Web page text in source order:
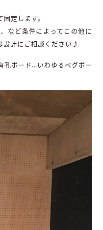
定します。
など条件によってこの他に
設計にご相談ください♪
孔ボード…いわゆるペグボー